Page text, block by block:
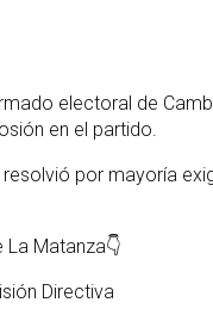
electoral de
en el partido.
por mayoría
Matanza👇
Directiva